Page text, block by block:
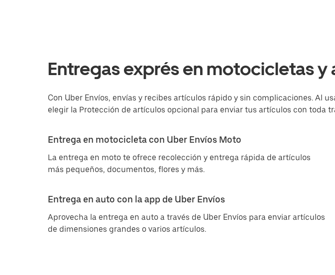
Entregas exprés en motocicletas y
Con Uber Envíos, envías y recibes artículos rápido y sin complicaciones. Al
elegir la Protección de artículos opcional para enviar tus artículos con toda
Entrega en motocicleta con Uber Envíos Moto
La entrega en moto te ofrece recolección y entrega rápida de artículos
más pequeños, documentos, flores y más.
Entrega en auto con la app de Uber Envíos
Aprovecha la entrega en auto a través de Uber Envíos para enviar artículos
de dimensiones grandes o varios artículos.